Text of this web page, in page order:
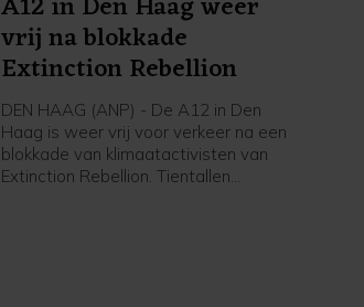
vrij na blokkade
Extinction Rebellion
DEN HAAG (ANP) - De A12 in Den
Haag is weer vrij voor verkeer na een
blokkade van klimaatactivisten van
Extinction Rebellion. Tientallen